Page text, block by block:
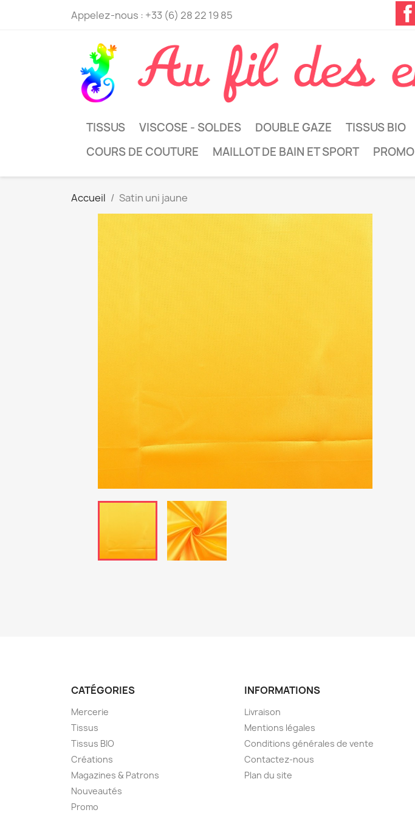
Appelez-nous : +33 (6) 28 22 19 85
TISSUS VISCOSE - SOLDES DOUBLE GAZE TISSUS BIO
COURS DE COUTURE
MAILLOT DE BAIN ET SPORT PROMO
Accueil Satin uni jaune
CATÉGORIES
Mercerie
Tissus
Tissus BIO
Créations
Magazines & Patrons
Nouveautés
Promo
INFORMATIONS
Livraison
Mentions légales
Conditions générales de vente
Contactez-nous
Plan du site